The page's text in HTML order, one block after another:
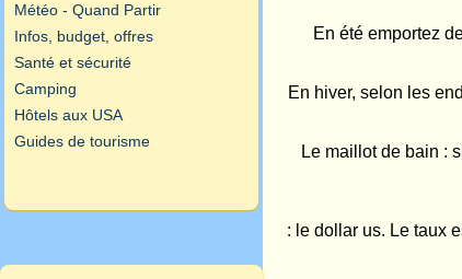
En été emportez
En hiver, selon les
Le maillot de bain :
: le dollar us. Le taux
Météo - Quand Partir
Infos, budget, offres
Santé et sécurité
Camping
Hôtels aux USA
Guides de tourisme